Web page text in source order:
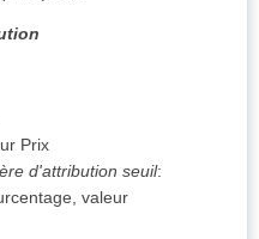
Prix
d'attribution seuil:
valeur